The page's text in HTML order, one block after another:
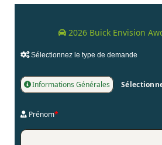
2026 Buick Envision
Sélectionnez le type de demande
Informations Générales
Prénom*